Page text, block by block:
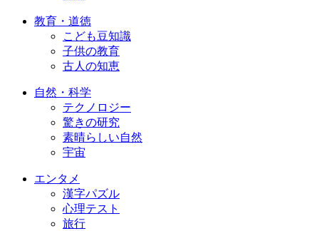
教育・道徳
こども豆知識
子供の教育
古人の知恵
自然・科学
テクノロジー
驚きの研究
素晴らしい自然
宇宙
エンタメ
漢字パズル
心理テスト
旅行